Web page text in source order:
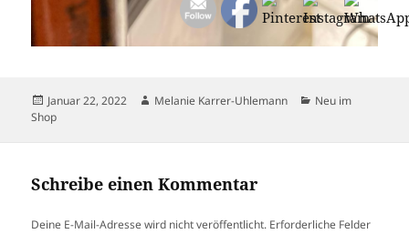
Veröffentlicht
am
Januar 22, 2022 Autor
Melanie Karrer-Uhlemann Kategorien
Neu im
Shop
Schreibe einen Kommentar
Deine E-Mail-Adresse wird nicht veröffentlicht. Erforderliche Felder